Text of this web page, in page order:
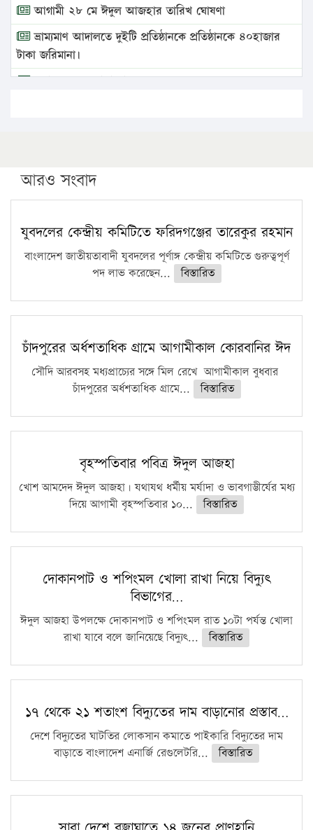
আগামী ২৮ মে ঈদুল আজহার তারিখ ঘোষণা
ভ্রাম্যমাণ আদালতে দুইটি প্রতিষ্ঠানকে প্রতিষ্ঠানকে ৪০হাজার
টাকা জরিমানা।
এবার লঞ্চের ভাড়া বাড়ল
পিএইচডি করছেন কুয়েটের কৃতি…
সারা দেশে বজ্রাঘাতে ১৪ জনের প্রাণহানি
কঠোর হচ্ছে এসএসসি ও এইচএসসি পরীক্ষা
ফরিদগঞ্জে আগুনে পুড়লো ৬ ব্যবসা প্রতিষ্ঠান
আরও সংবাদ
যুবদলের কেন্দ্রীয় কমিটিতে ফরিদগঞ্জের তারেকুর রহমান
বাংলাদেশ জাতীয়তাবাদী যুবদলের পূর্ণাঙ্গ কেন্দ্রীয় কমিটিতে গুরুত্বপূর্ণ
পদ লাভ করেছেন...
বিস্তারিত
চাঁদপুরের অর্ধশতাধিক গ্রামে আগামীকাল কোরবানির ঈদ
সৌদি আরবসহ মধ্যপ্রাচ্যের সঙ্গে মিল রেখে আগামীকাল বুধবার
চাঁদপুরের অর্ধশতাধিক গ্রামে...
বিস্তারিত
বৃহস্পতিবার পবিত্র ঈদুল আজহা
খোশ আমদেদ ঈদুল আজহা। যথাযথ ধর্মীয় মর্যাদা ও ভাবগাম্ভীর্যের মধ্য
দিয়ে আগামী বৃহস্পতিবার ১০...
বিস্তারিত
দোকানপাট ও শপিংমল খোলা রাখা নিয়ে বিদ্যুৎ
বিভাগের…
ঈদুল আজহা উপলক্ষে দোকানপাট ও শপিংমল রাত ১০টা পর্যন্ত খোলা
রাখা যাবে বলে জানিয়েছে বিদ্যুৎ...
বিস্তারিত
১৭ থেকে ২১ শতাংশ বিদ্যুতের দাম বাড়ানোর প্রস্তাব…
দেশে বিদ্যুতের ঘাটতির লোকসান কমাতে পাইকারি বিদ্যুতের দাম
বাড়াতে বাংলাদেশ এনার্জি রেগুলেটরি...
বিস্তারিত